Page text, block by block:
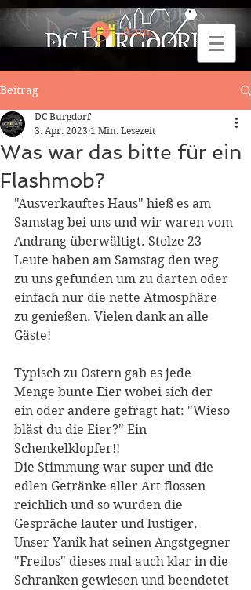
Anmelden
Beitrag
Was war das bitte für ein
Flashmob?
DC Burgdorf
3. Apr. 2023 1 Min. Lesezeit
"Ausverkauftes Haus" hieß es am
Samstag bei uns und wir waren vom
Andrang überwältigt. Stolze 23
Leute haben am Samstag den weg
zu uns gefunden um zu darten oder
einfach nur die nette Atmosphäre
zu genießen. Vielen dank an alle
Gäste!
Typisch zu Ostern gab es jede
Menge bunte Eier wobei sich der
ein oder andere gefragt hat: "Wieso
bläst du die Eier?" Ein
Schenkelklopfer!!
Die Stimmung war super und die
edlen Getränke aller Art flossen
reichlich und so wurden die
Gespräche lauter und lustiger.
Unser Yanik hat seinen Angstgegner
"Freilos" dieses mal auch klar in die
Schranken gewiesen und beendetet